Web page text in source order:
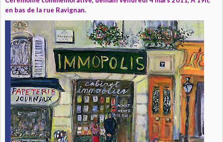
en bas de la rue Ravignan.